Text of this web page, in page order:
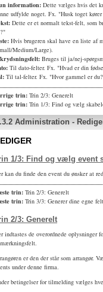
information: Dette vælges hvis det
udfylde noget. Fx. "Husk toget
Dette er et normalt tekst-felt, som
Hvis brugeren skal have en liste af
Medium/Large).
Bruges til ja/nej-
Til dato-felter. Fx. "Hvad er din
Til tal-felter. Fx. "Hvor gammel er
trin: Trin 2/3: Generelt
trin: Trin 1/3: Find og vælg
Administration -
1/3: Find og vælg event
kan du finde den event du ønsker at
trin: Trin 2/3: Generelt
trin: Trin 3/3: Generer dine egne
2/3: Generelt
indtastes de overordnede oplysninger
er den der står som arrangør.
under denne firma.
betingelser for tilmelding vælges